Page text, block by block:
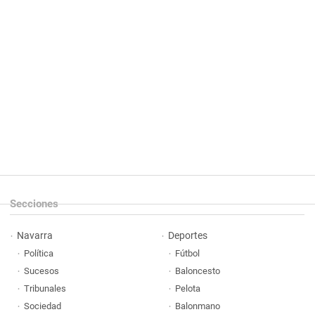
Secciones
Navarra
Política
Sucesos
Tribunales
Sociedad
Deportes
Fútbol
Baloncesto
Pelota
Balonmano